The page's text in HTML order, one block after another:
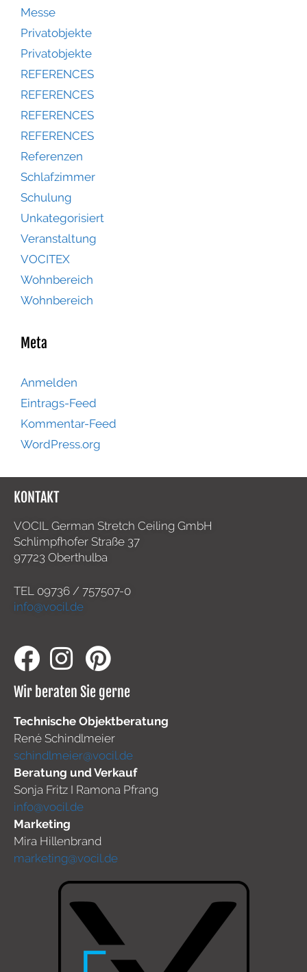
Messe
Privatobjekte
Privatobjekte
REFERENCES
REFERENCES
REFERENCES
REFERENCES
Referenzen
Schlafzimmer
Schulung
Unkategorisiert
Veranstaltung
VOCITEX
Wohnbereich
Wohnbereich
Meta
Anmelden
Eintrags-Feed
Kommentar-Feed
WordPress.org
KONTAKT
VOCIL German Stretch Ceiling GmbH
Schlimpfhofer Straße 37
97723 Oberthulba
TEL 09736 / 757507-0
info@vocil.de
Wir beraten Sie gerne
Technische Objektberatung
René Schindlmeier
schindlmeier@vocil.de
Beratung und Verkauf
Sonja Fritz I Ramona Pfrang
info@vocil.de
Marketing
Mira Hillenbrand
marketing@vocil.de